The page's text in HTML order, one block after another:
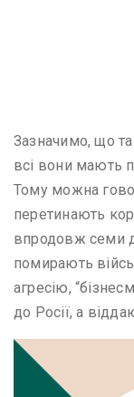
Зазначимо, що
всі вони мають
Тому можна
перетинають
впродовж семи
помирають
агресію,
до Росії, а